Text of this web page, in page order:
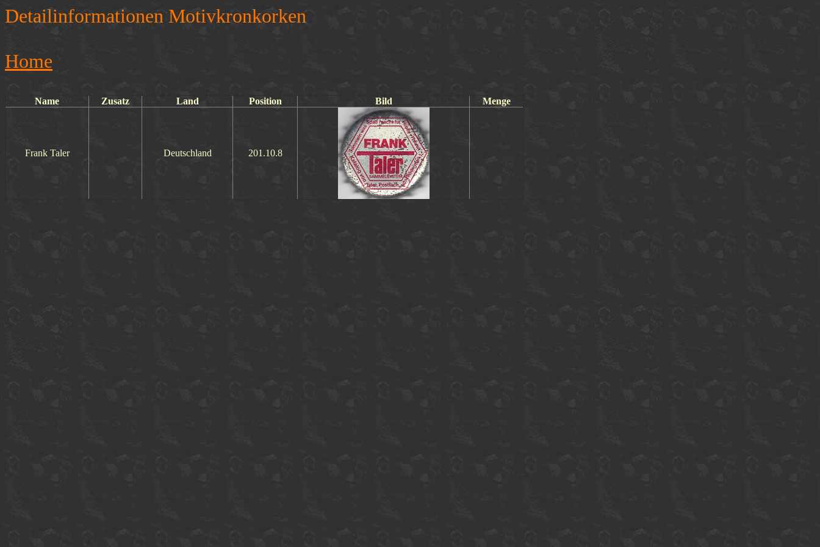
Detailinformationen Motivkronkorken
Home
Name Zusatz Land Position Bild Menge
Frank Taler Deutschland 201.10.8